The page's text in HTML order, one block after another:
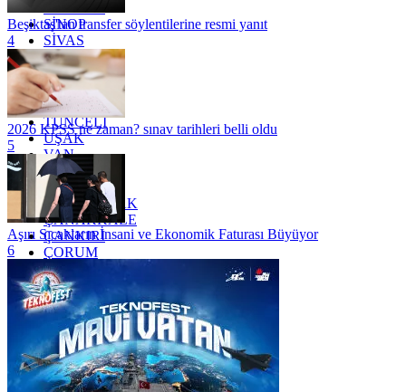
SİNOP
SİVAS
SİİRT
TEKİRDAĞ
TOKAT
TRABZON
TUNCELİ
UŞAK
VAN
YALOVA
YOZGAT
ZONGULDAK
ÇANAKKALE
ÇANKIRI
ÇORUM
İSTANBUL
İZMİR
ŞANLIURFA
ŞIRNAK
Beşiktaş'tan transfer söylentilerine resmi yanıt
4
2026 KPSS ne zaman? sınav tarihleri belli oldu
5
Aşırı Sıcakların İnsani ve Ekonomik Faturası Büyüyor
6